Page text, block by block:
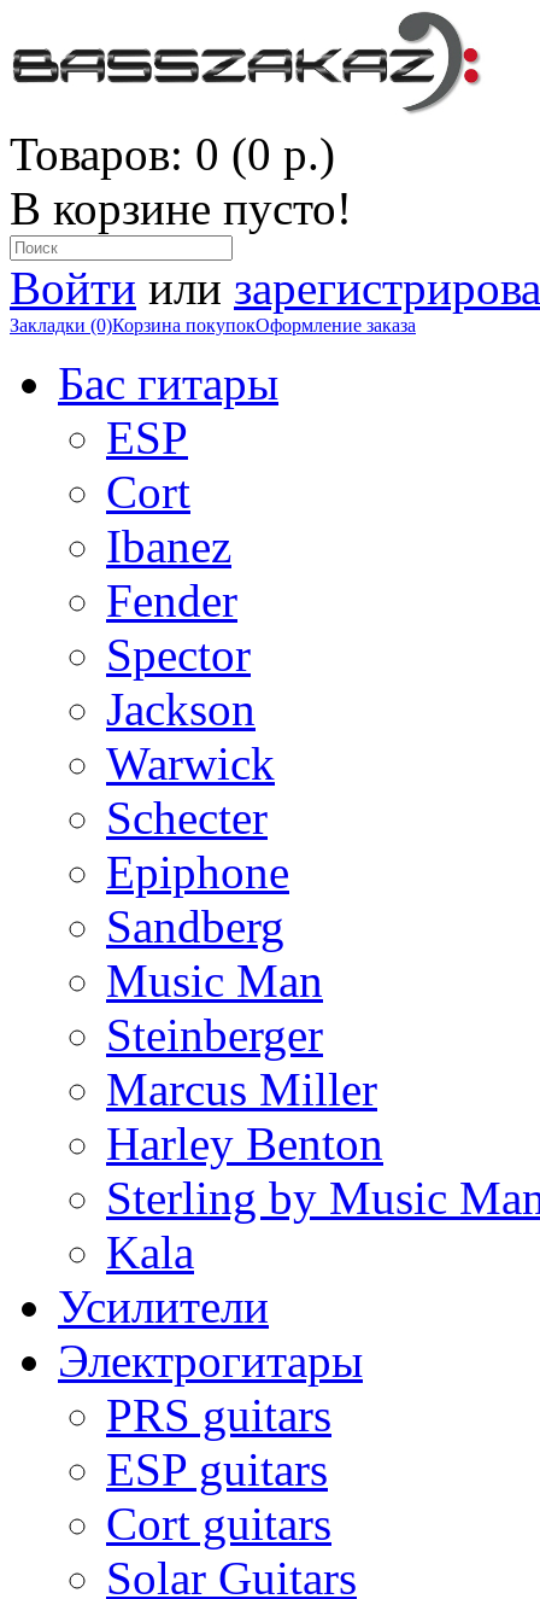
Товаров: 0 (0 р.)
В корзине пусто!
Войти или
Закладки (0)Корзина покупокОформление заказа
Бас гитары
ESP
Cort
Ibanez
Fender
Spector
Jackson
Warwick
Schecter
Epiphone
Sandberg
Music Man
Steinberger
Marcus Miller
Harley Benton
Sterling by Music
Kala
Усилители
Электрогитары
PRS guitars
ESP guitars
Cort guitars
Solar Guitars